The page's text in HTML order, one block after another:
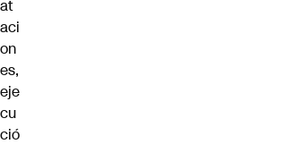
at
aci
on
es,
eje
cu
ció